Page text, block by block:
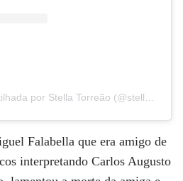
Falabella que era amigo de
interpretando Carlos Augusto